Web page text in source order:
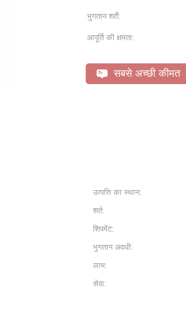
भुगतान शर्तें:
आपूर्ति की क्षमता:
सबसे अच्छी कीमत
उत्पत्ति का स्थान:
शर्त:
शिपमेंट:
भुगतान अवधी:
लाभ:
सेवा: